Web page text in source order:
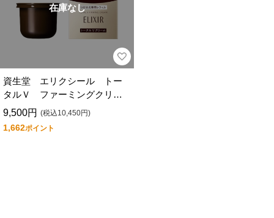
在庫なし
資生堂 エリクシール トー
タルＶ ファーミングクリー
ム （つけかえ用）
9,500円 (税込10,450円)
1,662ポイント